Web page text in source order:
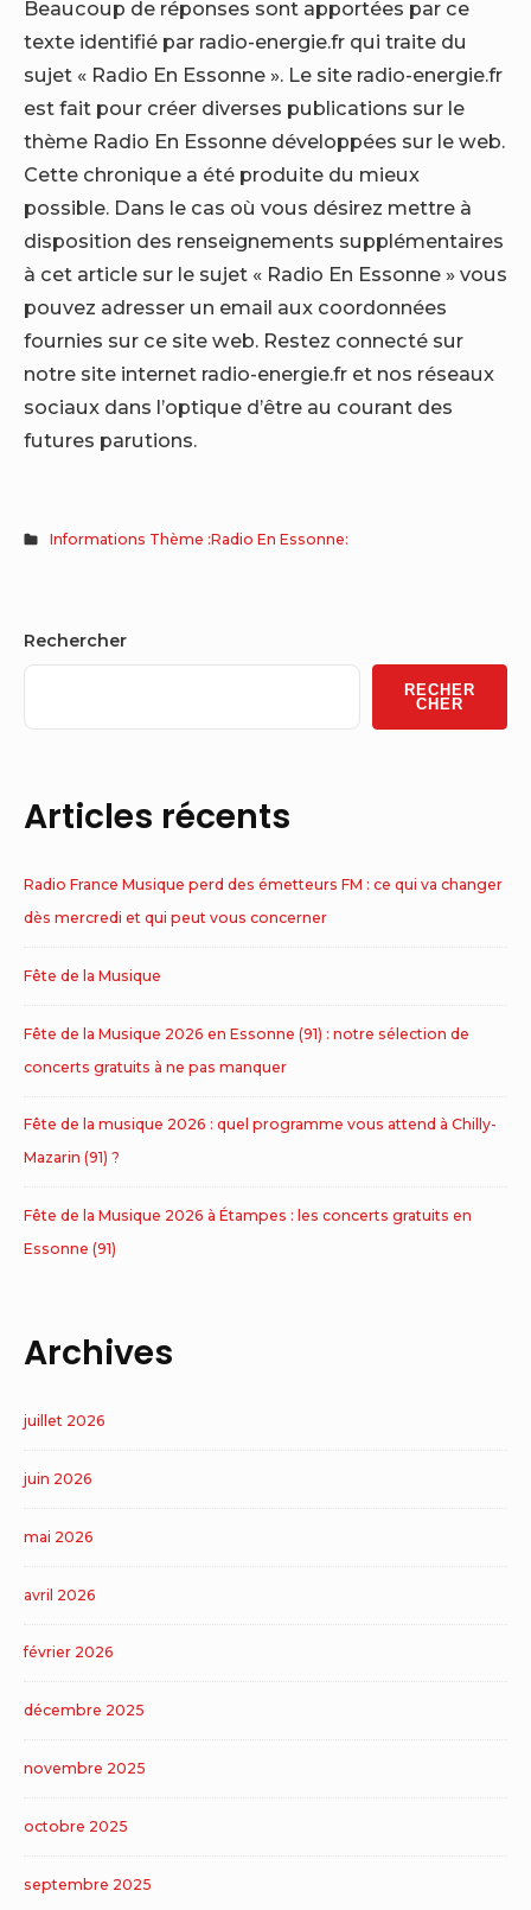
Beaucoup de réponses sont apportées par ce
texte identifié par radio-energie.fr qui traite du
sujet « Radio En Essonne ». Le site radio-energie.fr
est fait pour créer diverses publications sur le
thème Radio En Essonne développées sur le web.
Cette chronique a été produite du mieux
possible. Dans le cas où vous désirez mettre à
disposition des renseignements supplémentaires
à cet article sur le sujet « Radio En Essonne » vous
pouvez adresser un email aux coordonnées
fournies sur ce site web. Restez connecté sur
notre site internet radio-energie.fr et nos réseaux
sociaux dans l’optique d’être au courant des
futures parutions.
Informations Thème :Radio En Essonne:
Sidebar
Widget
Area
Rechercher
RECHER
CHER
Articles récents
Radio France Musique perd des émetteurs FM : ce qui va changer
dès mercredi et qui peut vous concerner
Fête de la Musique
Fête de la Musique 2026 en Essonne (91) : notre sélection de
concerts gratuits à ne pas manquer
Fête de la musique 2026 : quel programme vous attend à Chilly-
Mazarin (91) ?
Fête de la Musique 2026 à Étampes : les concerts gratuits en
Essonne (91)
Archives
juillet 2026
juin 2026
mai 2026
avril 2026
février 2026
décembre 2025
novembre 2025
octobre 2025
septembre 2025